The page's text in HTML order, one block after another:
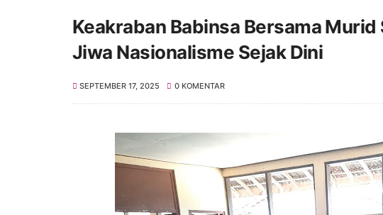
Keakraban Babinsa Bersama Murid
Jiwa Nasionalisme Sejak Dini
SEPTEMBER 17, 2025 0 KOMENTAR